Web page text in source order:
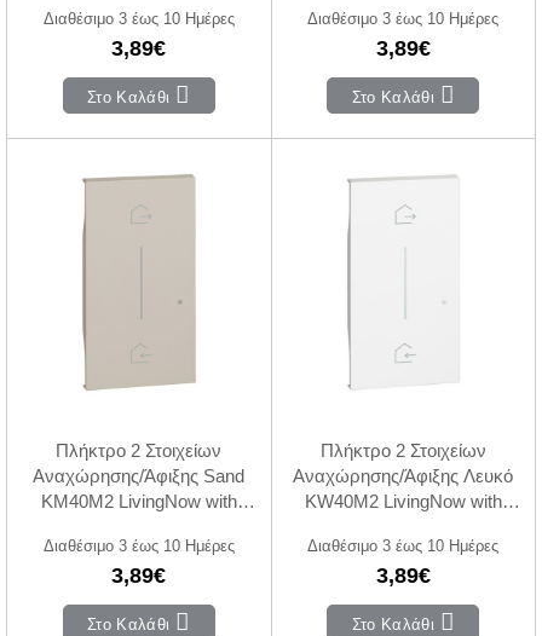
Διαθέσιμο 3 έως 10 Ημέρες
3,89€
Στο Καλάθι
Διαθέσιμο 3 έως 10 Ημέρες
3,89€
Στο Καλάθι
Πλήκτρο 2 Στοιχείων
Αναχώρησης/Άφιξης Sand
KM40M2 LivingNow with
Διαθέσιμο 3 έως 10 Ημέρες
3,89€
Στο Καλάθι
Πλήκτρο 2 Στοιχείων
Αναχώρησης/Άφιξης Λευκό
KW40M2 LivingNow with
Διαθέσιμο 3 έως 10 Ημέρες
3,89€
Στο Καλάθι